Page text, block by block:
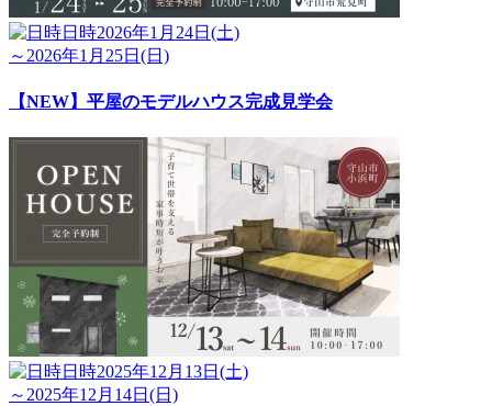
日時2026年1月24日(土)
～2026年1月25日(日)
【NEW】平屋のモデルハウス完成見学会
日時2025年12月13日(土)
～2025年12月14日(日)